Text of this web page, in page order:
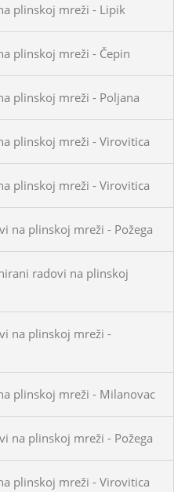
plinskoj mreži - Lipik
plinskoj mreži - Čepin
plinskoj mreži - Poljana
plinskoj mreži - Virovitica
plinskoj mreži - Virovitica
na plinskoj mreži - Požega
radovi na plinskoj
na plinskoj mreži -
plinskoj mreži - Milanovac
na plinskoj mreži - Požega
plinskoj mreži - Virovitica